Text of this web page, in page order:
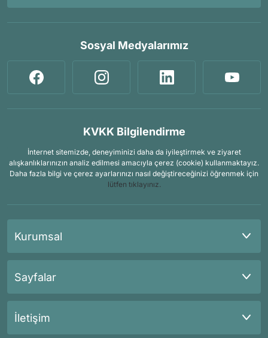
Sosyal Medyalarımız
KVKK Bilgilendirme
İnternet sitemizde, deneyiminizi daha da iyileştirmek ve ziyaret
alışkanlıklarınızın analiz edilmesi amacıyla çerez (cookie) kullanmaktayız.
Daha fazla bilgi ve çerez ayarlarınızı nasıl değiştireceğinizi öğrenmek için
lütfen tıklayınız.
Kurumsal
Sayfalar
İletişim